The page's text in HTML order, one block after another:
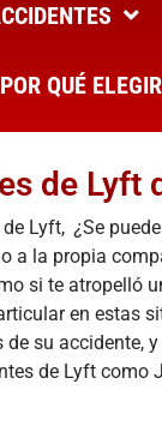
QUÉ
de Lyft
de Lyft,¿Se
a la propia
si te atropelló
en estas
su accidente,
de Lyft como